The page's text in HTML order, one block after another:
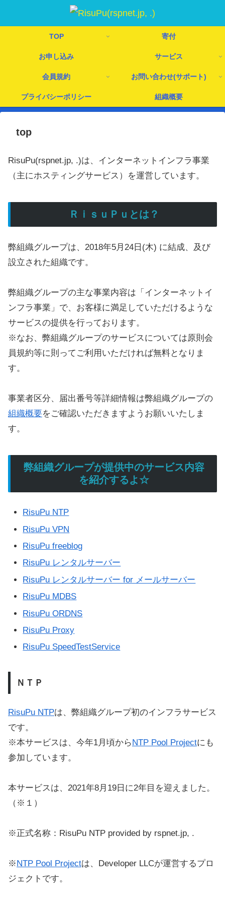
TOP 寄付
お申し込み サービス
会員規約 お問い合わせ(サポート)
プライバシーポリシー 組織概要
top
RisuPu(rspnet.jp, .)は、インターネットインフラ事業
（主にホスティングサービス）を運営しています。
ＲｉｓｕＰｕとは？
弊組織グループは、2018年5月24日(木) に結成、及び
設立された組織です。
弊組織グループの主な事業内容は「インターネットイ
ンフラ事業」で、お客様に満足していただけるような
サービスの提供を行っております。
※なお、弊組織グループのサービスについては原則会
員規約等に則ってご利用いただければ無料となりま
す。
事業者区分、届出番号等詳細情報は弊組織グループの
組織概要をご確認いただきますようお願いいたしま
す。
弊組織グループが提供中のサービス内容
を紹介するよ☆
RisuPu NTP
RisuPu VPN
RisuPu freeblog
RisuPu レンタルサーバー
RisuPu レンタルサーバー for メールサーバー
RisuPu MDBS
RisuPu ORDNS
RisuPu Proxy
RisuPu SpeedTestService
ＮＴＰ
RisuPu NTPは、弊組織グループ初のインフラサービス
です。
※本サービスは、今年1月頃から NTP Pool Projectにも
参加しています。
本サービスは、2021年8月19日に2年目を迎えました。
（※１）
※正式名称：RisuPu NTP provided by rspnet.jp, .
※ NTP Pool Projectは、Developer LLCが運営するプロ
ジェクトです。